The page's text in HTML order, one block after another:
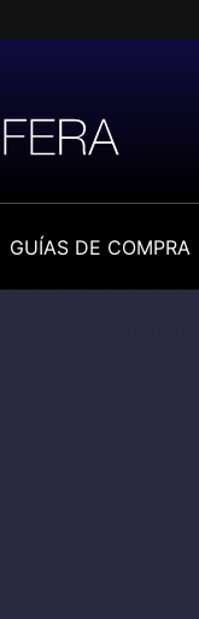
GUÍAS DE COMPRA